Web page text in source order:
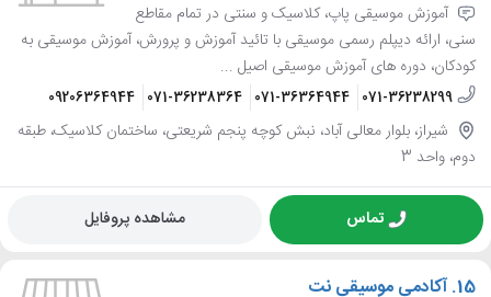
آموزش موسیقی پاپ، کلاسیک و سنتی در تمام مقاطع
سنی، ارائه دیپلم رسمی موسیقی با تائید آموزش و پرورش، آموزش موسیقی به
کودکان، دوره های آموزش موسیقی اصیل ...
071-36238299
071-36364944
071-36238364
09206364944
شیراز، بلوار معالی آباد، نبش کوچه پنجم شریعتی، ساختمان کلاسیک، طبقه
دوم، واحد 3
تماس مشاهده پروفایل
15. آکادمی موسیقی نت